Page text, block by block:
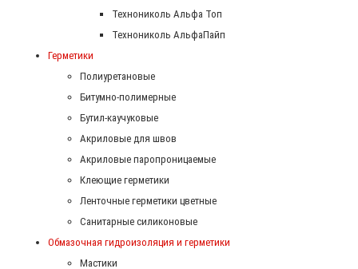
Технониколь Альфа Топ
Технониколь АльфаПайп
Герметики
Полиуретановые
Битумно-полимерные
Бутил-каучуковые
Акриловые для швов
Акриловые паропроницаемые
Клеющие герметики
Ленточные герметики цветные
Санитарные силиконовые
Обмазочная гидроизоляция и герметики
Мастики